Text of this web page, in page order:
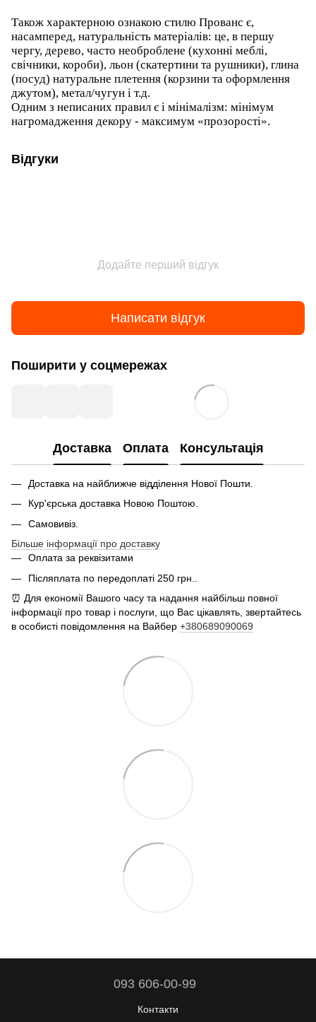
Також характерною ознакою стилю Прованс є,
насамперед, натуральність матеріалів: це, в першу
чергу, дерево, часто необроблене (кухонні меблі,
свічники, короби), льон (скатертини та рушники), глина
(посуд) натуральне плетення (корзини та оформлення
джутом), метал/чугун і т.д.
Одним з неписаних правил є і мінімалізм: мінімум
нагромадження декору - максимум «прозорості».
Відгуки
Додайте перший відгук
Написати відгук
Поширити у соцмережах
Доставка Оплата Консультація
Доставка на найближче відділення Нової Пошти.
Кур'єрська доставка Новою Поштою.
Самовивіз.
Більше інформації про доставку
Оплата за реквізитами
Післяплата по передоплаті 250 грн..
⏰ Для економії Вашого часу та надання найбільш повної
інформації про товар і послуги, що Вас цікавлять, звертайтесь
в особисті повідомлення на Вайбер +380689090069
093 606-00-99
Контакти